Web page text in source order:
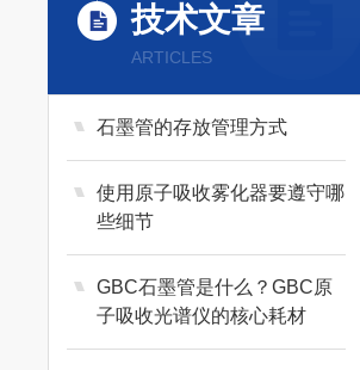
技术文章
ARTICLES
石墨管的存放管理方式
使用原子吸收雾化器要遵守哪
些细节
GBC石墨管是什么？GBC原
子吸收光谱仪的核心耗材